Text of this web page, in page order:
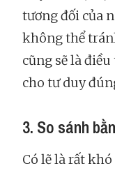
tương đối của
không thể
cũng sẽ là
cho tư duy
3. So sánh
Có lẽ là rất